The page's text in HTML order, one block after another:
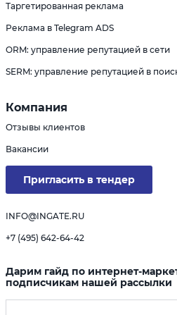
Таргетированная реклама
Реклама в Telegram ADS
ORM: управление репутацией в сети
SERM: управление репутацией в
Компания
Отзывы клиентов
Вакансии
Пригласить в тендер
INFO@INGATE.RU
+7 (495) 642-64-42
Дарим гайд по интернет-
подписчикам нашей рассылки